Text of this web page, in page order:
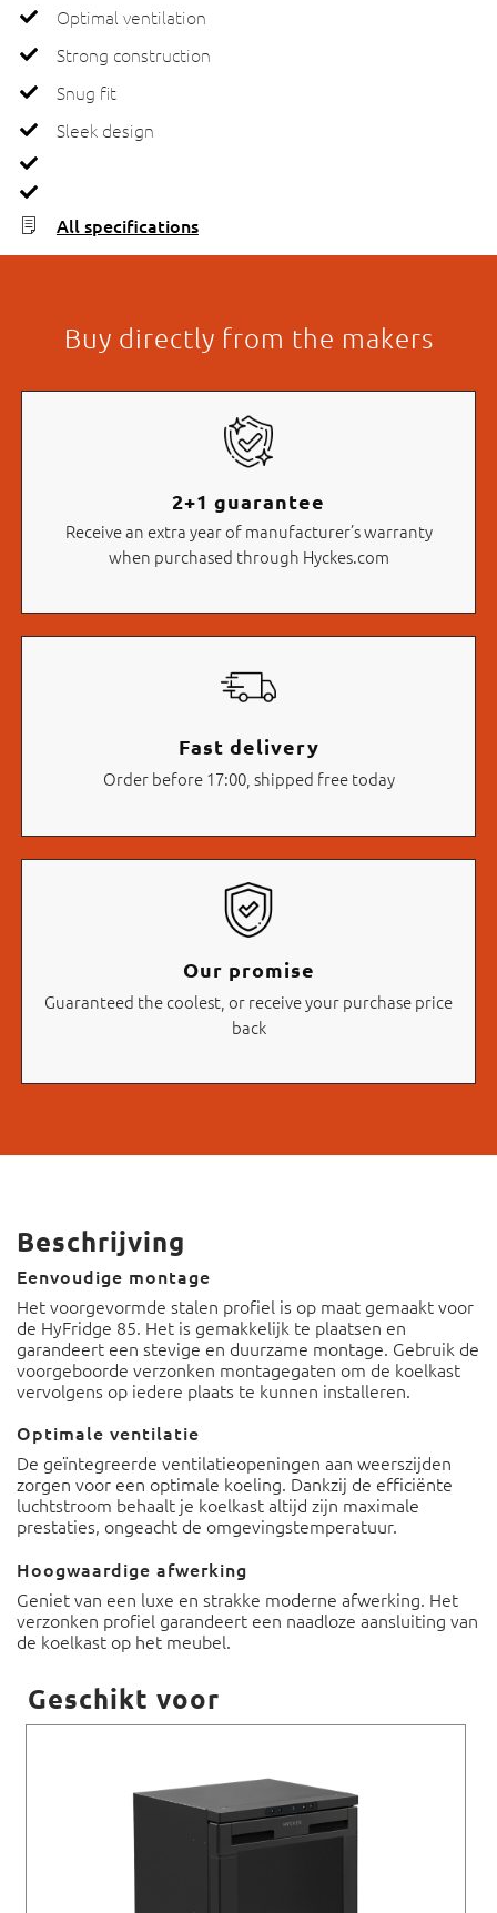
Optimal ventilation
Strong construction
Snug fit
Sleek design
All specifications
Buy directly from the makers
2+1 guarantee
Receive an extra year of manufacturer’s warranty
when purchased through Hyckes.com
Fast delivery
Order before 17:00, shipped free today
Our promise
Guaranteed the coolest, or receive your purchase price
back
Beschrijving
Eenvoudige montage
Het voorgevormde stalen profiel is op maat gemaakt voor
de HyFridge 85. Het is gemakkelijk te plaatsen en
garandeert een stevige en duurzame montage. Gebruik de
voorgeboorde verzonken montagegaten om de koelkast
vervolgens op iedere plaats te kunnen installeren.
Optimale ventilatie
De geïntegreerde ventilatieopeningen aan weerszijden
zorgen voor een optimale koeling. Dankzij de efficiënte
luchtstroom behaalt je koelkast altijd zijn maximale
prestaties, ongeacht de omgevingstemperatuur.
Hoogwaardige afwerking
Geniet van een luxe en strakke moderne afwerking. Het
verzonken profiel garandeert een naadloze aansluiting van
de koelkast op het meubel.
Geschikt voor